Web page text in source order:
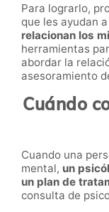
Para lograrlo,
que les ayudan a
relacionan los
herramientas
abordar la
asesoramiento
Cuándo
Cuando una
mental, un
un plan de
consulta de